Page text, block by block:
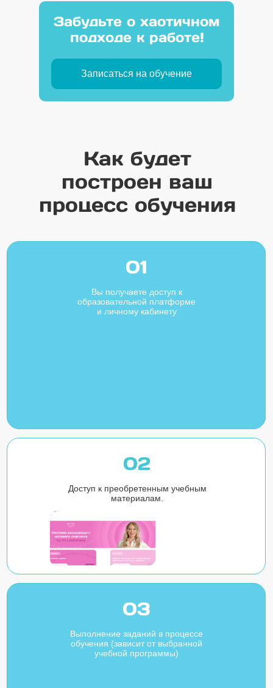
Забудьте о хаотичном
подходе к работе!
Записаться на обучение
Как будет
построен ваш
процесс обучения
Доступ к преобретенным учебным
материалам.
Выполнение заданий в процессе
обучения (зависит от выбранной
учебной программы)
Вы получаете доступ к
образовательной платформе
и личному кабинету
01
02
03